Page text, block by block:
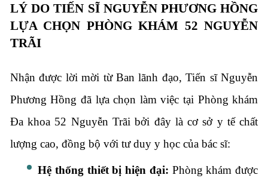
LÝ DO TIẾN SĨ NGUYỄN PHƯƠNG HỒNG
LỰA CHỌN PHÒNG KHÁM 52 NGUYỄN
TRÃI
Nhận được lời mời từ Ban lãnh đạo, Tiến sĩ Nguyễn
Phương Hồng đã lựa chọn làm việc tại Phòng khám
Đa khoa 52 Nguyễn Trãi bởi đây là cơ sở y tế chất
lượng cao, đồng bộ với tư duy y học của bác sĩ:
Hệ thống thiết bị hiện đại: Phòng khám được